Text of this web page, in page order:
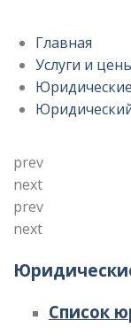
Ликвидация
Внесение
Готовые фирмы
Банкротство
Бухгалтерские
Регистрация
Закрытие ИП
Главная
Услуги и
prev
next
prev
next
Список